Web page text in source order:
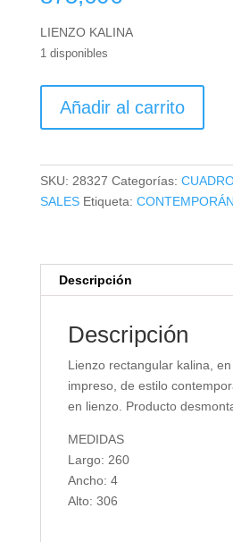
LIENZO KALINA
1 disponibles
KALINA
Añadir al carrito
SKU: 28327 Categorías:
SALES Etiqueta:
Descripción
Descripción
Lienzo rectangular kalina,
impreso, de estilo
en lienzo. Producto
MEDIDAS
Largo: 260
Ancho: 4
Alto: 306